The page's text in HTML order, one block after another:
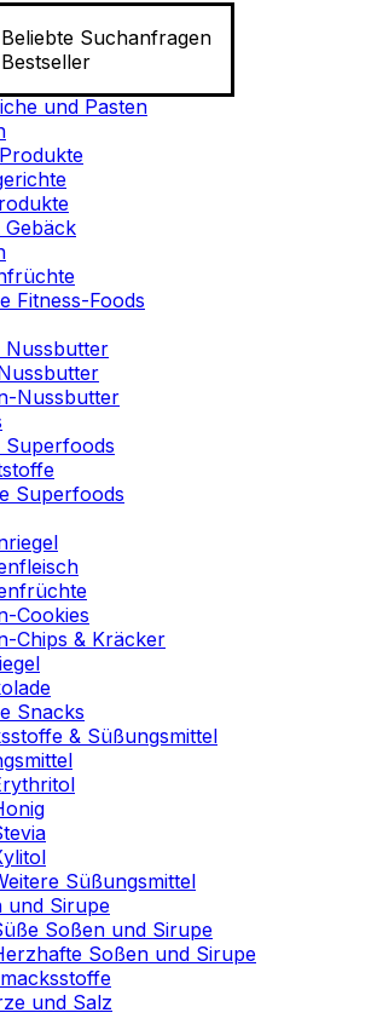
Beliebte Suchanfragen
Bestseller
und Pasten
Gebäck
Fitness-Foods
Nussbutter
Nussbutter
Superfoods
Superfoods
Cookies
Chips & Kräcker
Snacks
& Süßungsmittel
Süßungsmittel
und Sirupe
Soßen und Sirupe
Soßen und Sirupe
und Salz